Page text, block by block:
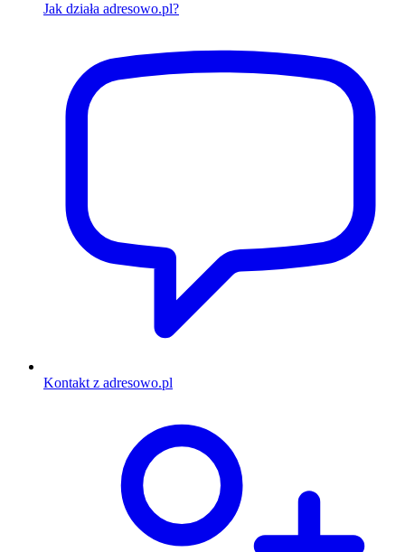
Jak działa adresowo.pl?
Kontakt z adresowo.pl